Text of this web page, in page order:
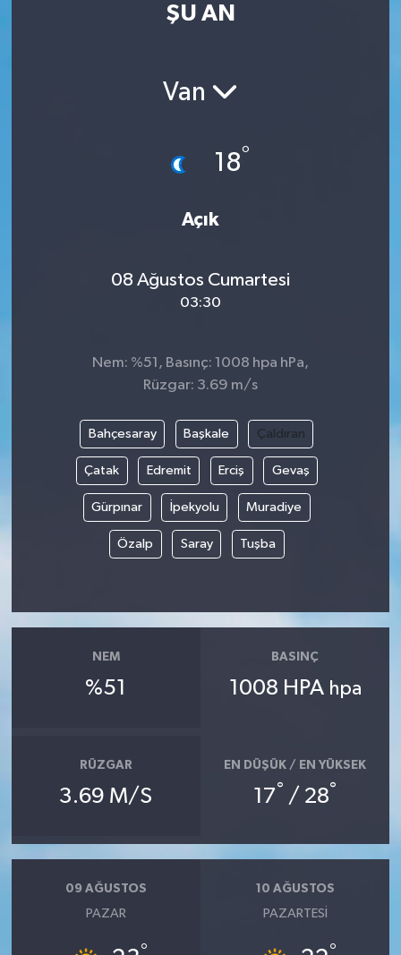
ŞU AN
Van
18°
Açık
08 Ağustos Cumartesi
03:30
Nem: %51, Basınç: 1008 hpa hPa,
Rüzgar: 3.69 m/s
Bahçesaray Başkale Çaldıran
Çatak Edremit Erciş Gevaş
Gürpınar İpekyolu Muradiye
Özalp Saray Tuşba
NEM
%51
BASINÇ
1008 HPA hpa
RÜZGAR
3.69 M/S
EN DÜŞÜK / EN YÜKSEK
17° / 28°
09 AĞUSTOS
PAZAR
°
10 AĞUSTOS
PAZARTESI
°